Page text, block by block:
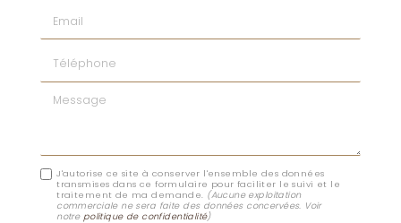
Email
Téléphone
Message
J'autorise ce site à conserver l'ensemble des données
transmises dans ce formulaire pour faciliter le suivi et le
traitement de ma demande. (Aucune exploitation
commerciale ne sera faite des données concervées. Voir
notre politique de confidentialité)